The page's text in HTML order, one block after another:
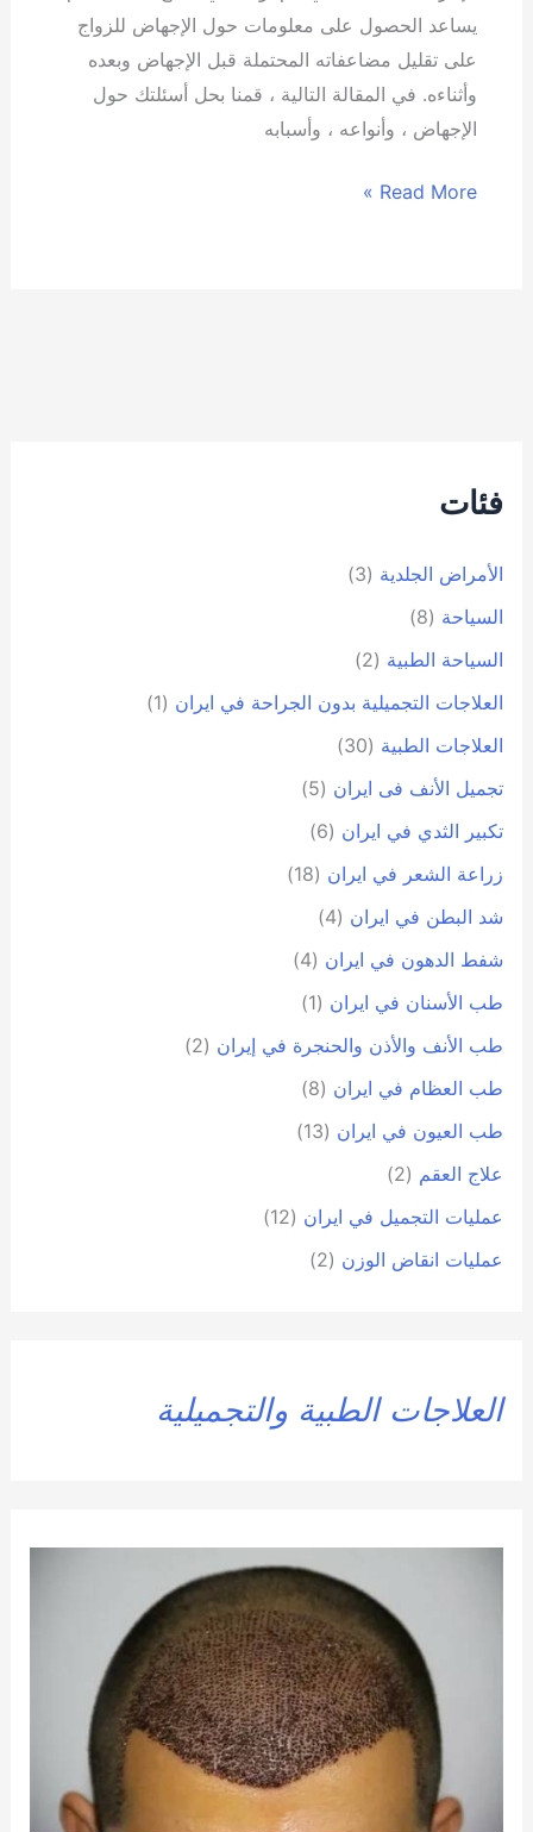
يساعد الحصول على معلومات حول الإجهاض للزواج
على تقليل مضاعفاته المحتملة قبل الإجهاض وبعده
وأثناءه. في المقالة التالية ، قمنا بحل أسئلتك حول
الإجهاض ، وأنواعه ، وأسبابه
Read More »
فئات
الأمراض الجلدية (3)
السياحة (8)
السياحة الطبية (2)
العلاجات التجميلية بدون الجراحة في ايران (1)
العلاجات الطبية (30)
تجمیل الأنف فی ایران (5)
تكبير الثدي في ايران (6)
زراعة الشعر في ايران (18)
شد البطن في ايران (4)
شفط الدهون في ايران (4)
طب الأسنان في ايران (1)
طب الأنف والأذن والحنجرة في إيران (2)
طب العظام في ايران (8)
طب العيون في ايران (13)
علاج العقم (2)
عمليات التجميل في ايران (12)
عمليات انقاض الوزن (2)
العلاجات الطبية والتجميلية